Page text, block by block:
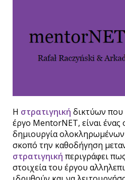
Η στρατιγηική δικτύων που
έργο MentorNET, είναι ένας
δημιουργία
σκοπό την καθοδήγηση
στρατιγηική περιγράφει
στοιχεία του έργου